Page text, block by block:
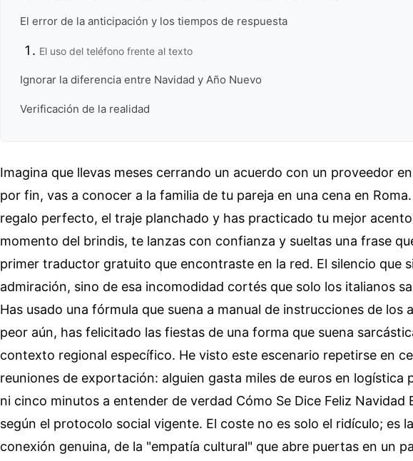
El error de la anticipación y los tiempos de respuesta
El uso del teléfono frente al texto
Ignorar la diferencia entre Navidad y Año Nuevo
Verificación de la realidad
Imagina que llevas meses cerrando un acuerdo con un proveedor
por fin, vas a conocer a la familia de tu pareja en una cena en
regalo perfecto, el traje planchado y has practicado tu mejor
momento del brindis, te lanzas con confianza y sueltas una frase
primer traductor gratuito que encontraste en la red. El silencio que
admiración, sino de esa incomodidad cortés que solo los italianos
Has usado una fórmula que suena a manual de instrucciones de los
peor aún, has felicitado las fiestas de una forma que suena
contexto regional específico. He visto este escenario repetirse en
reuniones de exportación: alguien gasta miles de euros en logística
ni cinco minutos a entender de verdad Cómo Se Dice Feliz Navidad
según el protocolo social vigente. El coste no es solo el ridículo; es
conexión genuina, de la "empatía cultural" que abre puertas en un